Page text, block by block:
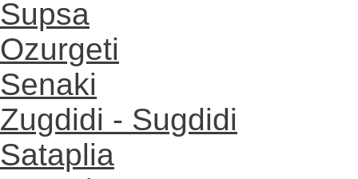
Supsa
Ozurgeti
Senaki
Zugdidi - Sugdidi
Sataplia